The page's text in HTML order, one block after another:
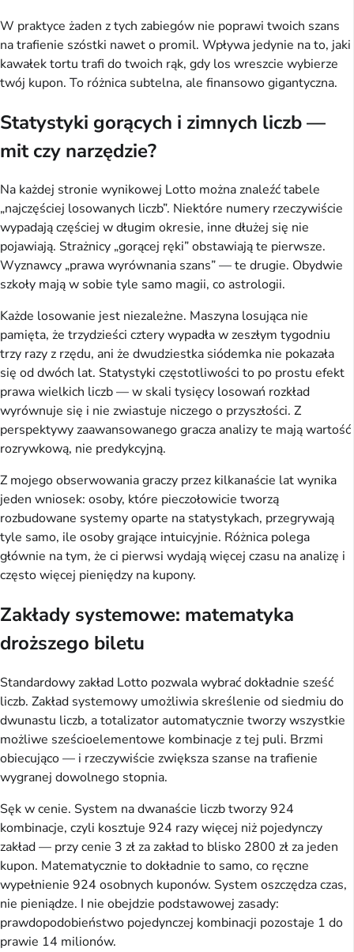
W praktyce żaden z tych zabiegów nie poprawi twoich szans
na trafienie szóstki nawet o promil. Wpływa jedynie na to, jaki
kawałek tortu trafi do twoich rąk, gdy los wreszcie wybierze
twój kupon. To różnica subtelna, ale finansowo gigantyczna.
Statystyki gorących i zimnych liczb —
mit czy narzędzie?
Na każdej stronie wynikowej Lotto można znaleźć tabele
„najczęściej losowanych liczb”. Niektóre numery rzeczywiście
wypadają częściej w długim okresie, inne dłużej się nie
pojawiają. Strażnicy „gorącej ręki” obstawiają te pierwsze.
Wyznawcy „prawa wyrównania szans” — te drugie. Obydwie
szkoły mają w sobie tyle samo magii, co astrologii.
Każde losowanie jest niezależne. Maszyna losująca nie
pamięta, że trzydzieści cztery wypadła w zeszłym tygodniu
trzy razy z rzędu, ani że dwudziestka siódemka nie pokazała
się od dwóch lat. Statystyki częstotliwości to po prostu efekt
prawa wielkich liczb — w skali tysięcy losowań rozkład
wyrównuje się i nie zwiastuje niczego o przyszłości. Z
perspektywy zaawansowanego gracza analizy te mają wartość
rozrywkową, nie predykcyjną.
Z mojego obserwowania graczy przez kilkanaście lat wynika
jeden wniosek: osoby, które pieczołowicie tworzą
rozbudowane systemy oparte na statystykach, przegrywają
tyle samo, ile osoby grające intuicyjnie. Różnica polega
głównie na tym, że ci pierwsi wydają więcej czasu na analizę i
często więcej pieniędzy na kupony.
Zakłady systemowe: matematyka
droższego biletu
Standardowy zakład Lotto pozwala wybrać dokładnie sześć
liczb. Zakład systemowy umożliwia skreślenie od siedmiu do
dwunastu liczb, a totalizator automatycznie tworzy wszystkie
możliwe sześcioelementowe kombinacje z tej puli. Brzmi
obiecująco — i rzeczywiście zwiększa szanse na trafienie
wygranej dowolnego stopnia.
Sęk w cenie. System na dwanaście liczb tworzy 924
kombinacje, czyli kosztuje 924 razy więcej niż pojedynczy
zakład — przy cenie 3 zł za zakład to blisko 2800 zł za jeden
kupon. Matematycznie to dokładnie to samo, co ręczne
wypełnienie 924 osobnych kuponów. System oszczędza czas,
nie pieniądze. I nie obejdzie podstawowej zasady:
prawdopodobieństwo pojedynczej kombinacji pozostaje 1 do
prawie 14 milionów.